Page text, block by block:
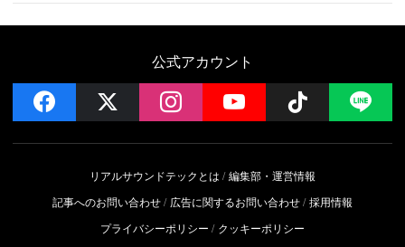
公式アカウント
facebook instagramYouTube Follow
リアルサウンドテックとは
編集部・運営情報
記事へのお問い合わせ
広告に関するお問い合わせ 採用情報
プライバシーポリシー
クッキーポリシー